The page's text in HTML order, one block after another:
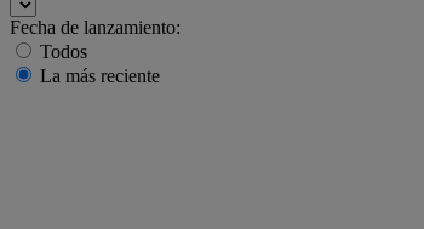
Fecha de lanzamiento:
Todos
La más reciente